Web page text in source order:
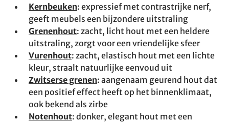
Kernbeuken: expressief met contrastrijke nerf,
geeft meubels een bijzondere uitstraling
Grenenhout: zacht, licht hout met een heldere
uitstraling, zorgt voor een vriendelijke sfeer
Vurenhout: zacht, elastisch hout met een lichte
kleur, straalt natuurlijke eenvoud uit
Zwitserse grenen: aangenaam geurend hout dat
een positief effect heeft op het binnenklimaat,
ook bekend als zirbe
Notenhout: donker, elegant hout met een